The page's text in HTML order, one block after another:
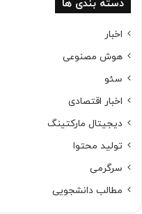
دسته بندی ها
اخبار
هوش مصنوعی
سئو
اخبار اقتصادی
دیجیتال مارکتینگ
تولید محتوا
سرگرمی
مطالب دانشجویی